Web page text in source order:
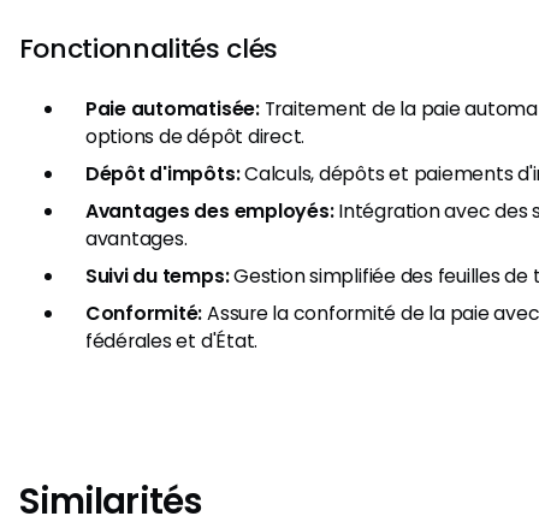
Fonctionnalités clés
Paie automatisée:Traitement de la paie
options de dépôt direct.
Dépôt d'impôts:Calculs, dépôts et paiements
Avantages des employés:Intégration avec des
avantages.
Suivi du temps:Gestion simplifiée des feuilles de
Conformité:Assure la conformité de la paie
fédérales et d'État.
Similarités